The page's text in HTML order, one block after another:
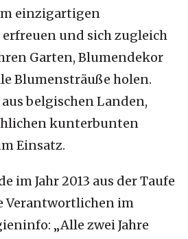
einzigartigen
und sich zugleich
Garten, Blumendekor
Blumensträuße holen.
belgischen Landen,
kunterbunten
Einsatz.
im Jahr 2013 aus der Taufe
Verantwortlichen im
„Alle zwei Jahre